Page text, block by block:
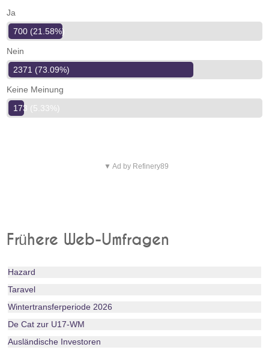
Ja
700 (21.58%)
Nein
2371 (73.09%)
Keine Meinung
173 (5.33%)
▼ Ad by Refinery89
Frühere Web-Umfragen
Hazard
Taravel
Wintertransferperiode 2026
De Cat zur U17-WM
Ausländische Investoren